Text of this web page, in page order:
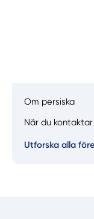
Om persiska
När du
Utforska alla